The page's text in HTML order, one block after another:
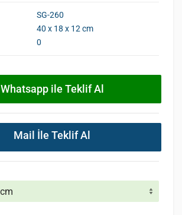
SG-260
40 x 18 x 12 cm
0
Whatsapp ile Teklif Al
Mail İle Teklif Al